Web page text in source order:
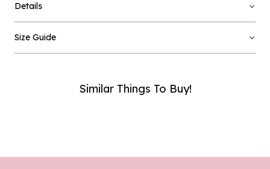
Details
Size Guide
Similar Things To Buy!
Name :